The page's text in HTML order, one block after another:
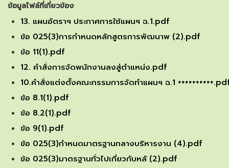
ข้อมูลไฟล์ที่เกี่ยวข้อง
13. แผนอัตราฯ ประกาศการใช้แผนฯ ฉ.1.pdf
ข้อ 025(3)การกำหนดหลักสูตรการพัฒนาพ (2).pdf
ข้อ 11(1).pdf
12. คำสั่งการจัดพนักงานลงสู่ตำแหน่ง.pdf
10.คำสั่งแต่งตั้งคณะกรรมการจัดทำแผนฯ ฉ.1
ข้อ 8.1(1).pdf
ข้อ 8.2(1).pdf
ข้อ 9(1).pdf
ข้อ 025(3)กำหนดมาตรฐานกลางบริหารงาน (4).pdf
ข้อ 025(3)มาตรฐานทั่วไปเกี่ยวกับหลั (2).pdf